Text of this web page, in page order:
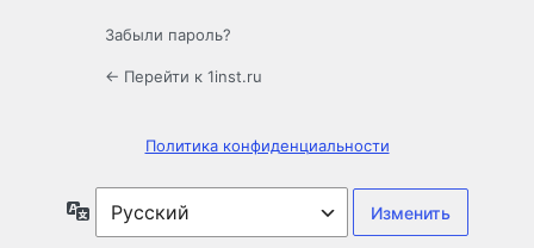
Забыли пароль?
← Перейти к 1inst.ru
Политика конфиденциальности
Язык